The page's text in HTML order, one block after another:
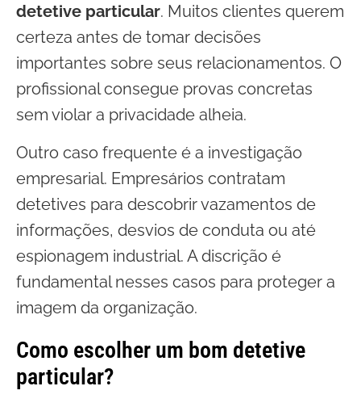
detetive particular. Muitos clientes querem
certeza antes de tomar decisões
importantes sobre seus relacionamentos. O
profissional consegue provas concretas
sem violar a privacidade alheia.
Outro caso frequente é a investigação
empresarial. Empresários contratam
detetives para descobrir vazamentos de
informações, desvios de conduta ou até
espionagem industrial. A discrição é
fundamental nesses casos para proteger a
imagem da organização.
Como escolher um bom detetive
particular?